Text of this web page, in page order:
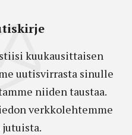
kuukausittaisen
uutisvirrasta sinulle
niiden taustaa.
verkkolehtemme